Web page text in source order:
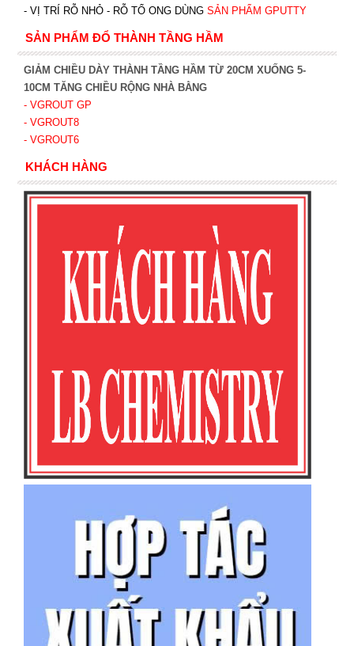
- VỊ TRÍ RỖ NHỎ - RỖ TỔ ONG DÙNG SẢN PHẨM GPUTTY
SẢN PHẨM ĐỔ THÀNH TẦNG HẦM
GIẢM CHIỀU DÀY THÀNH TẦNG HẦM TỪ 20CM XUỐNG 5-
10CM TĂNG CHIỀU RỘNG NHÀ BẰNG
- VGROUT GP
- VGROUT8
- VGROUT6
KHÁCH HÀNG